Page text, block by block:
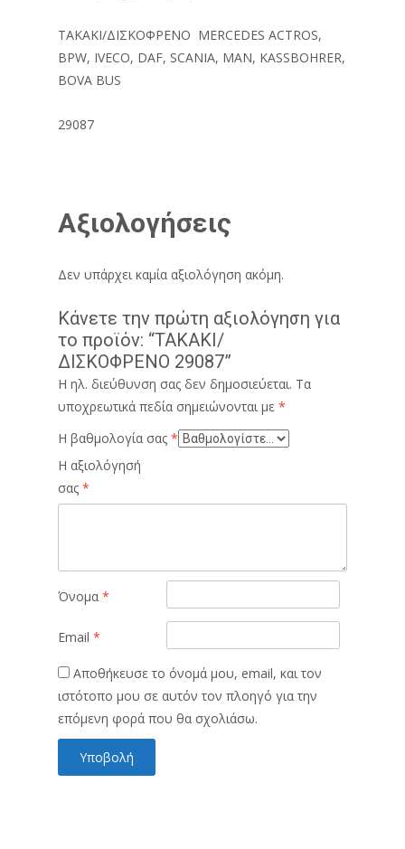
ΤΑΚΑΚΙ/ΔΙΣΚΟΦΡΕΝΟ MERCEDES ACTROS,
BPW, IVECO, DAF, SCANIA, MAN, KASSBOHRER,
BOVA BUS
29087
Αξιολογήσεις
Δεν υπάρχει καμία αξιολόγηση ακόμη.
Κάνετε την πρώτη αξιολόγηση για
το προϊόν: “ΤΑΚΑΚΙ/
ΔΙΣΚΟΦΡΕΝΟ 29087”
Η ηλ. διεύθυνση σας δεν δημοσιεύεται. Τα
υποχρεωτικά πεδία σημειώνονται με *
Η βαθμολογία σας *
Η αξιολόγησή
σας *
Όνομα *
Email *
Αποθήκευσε το όνομά μου, email, και τον
ιστότοπο μου σε αυτόν τον πλοηγό για την
επόμενη φορά που θα σχολιάσω.